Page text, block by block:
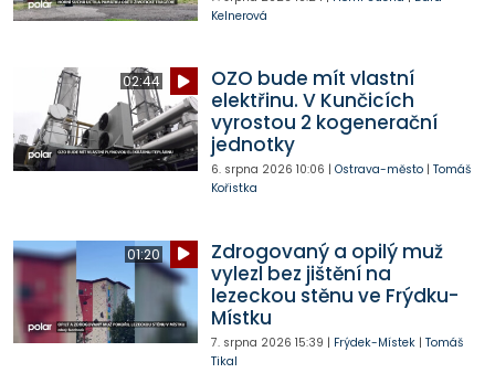
Kelnerová
02:44
OZO bude mít vlastní
elektřinu. V Kunčicích
vyrostou 2 kogenerační
jednotky
6. srpna 2026 10:06 | Ostrava-město| Tomáš
Kořistka
01:20
Zdrogovaný a opilý muž
vylezl bez jištění na
lezeckou stěnu ve Frýdku-
Místku
7. srpna 2026 15:39 | Frýdek-Místek| Tomáš
Tikal